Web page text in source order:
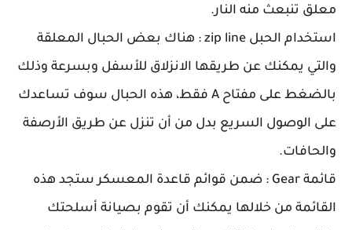
معلق تنبعث منه النار.
استخدام الحبل zip line : هناك بعض الحبال المعلقة
والتي يمكنك عن طريقها الانزلاق للأسفل وبسرعة وذلك
بالضغط على مفتاح A فقط، هذه الحبال سوف تساعدك
على الوصول السريع بدل من أن تنزل عن طريق الأرصفة
والحافات.
قائمة Gear : ضمن قوائم قاعدة المعسكر ستجد هذه
القائمة من خلالها يمكنك أن تقوم بصيانة أسلحتك